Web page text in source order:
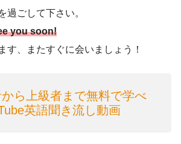
過ごして下さい。
you soon!
す、またすぐに会いましょう！
ら上級者まで無料で学べ
英語聞き流し動画